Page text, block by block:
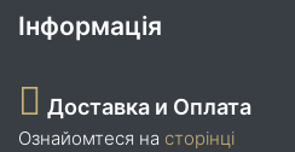
Інформація
Доставка и Оплата
Ознайомтеся на сторінці